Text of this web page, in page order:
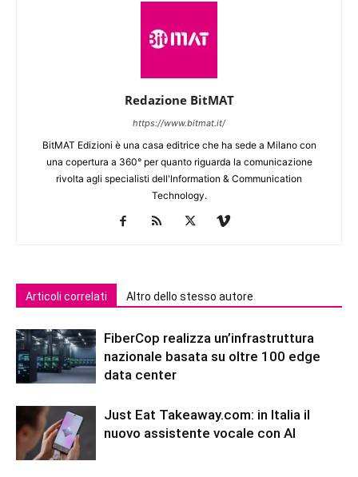
Redazione BitMAT
https://www.bitmat.it/
BitMAT Edizioni è una casa editrice che ha sede a Milano con
una copertura a 360° per quanto riguarda la comunicazione
rivolta agli specialisti dell'lnformation & Communication
Technology.
Articoli correlati Altro dello stesso autore
FiberCop realizza un’infrastruttura
nazionale basata su oltre 100 edge
data center
Just Eat Takeaway.com: in Italia il
nuovo assistente vocale con AI